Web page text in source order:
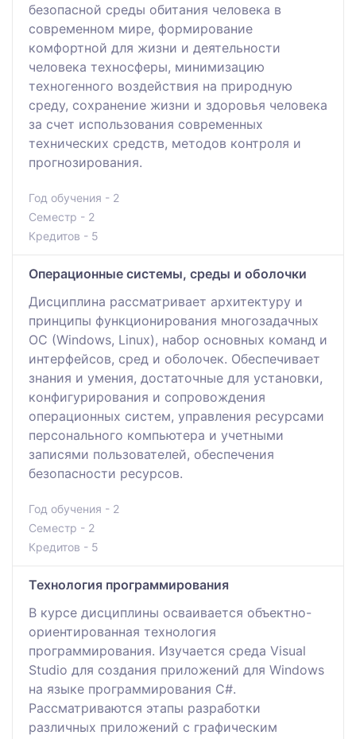
безопасной среды обитания человека в
современном мире, формирование
комфортной для жизни и деятельности
человека техносферы, минимизацию
техногенного воздействия на природную
среду, сохранение жизни и здоровья человека
за счет использования современных
технических средств, методов контроля и
прогнозирования.
Год обучения - 2
Семестр - 2
Кредитов - 5
Операционные системы, среды и оболочки
Дисциплина рассматривает архитектуру и
принципы функционирования многозадачных
ОС (Windows, Linux), набор основных команд и
интерфейсов, сред и оболочек. Обеспечивает
знания и умения, достаточные для установки,
конфигурирования и сопровождения
операционных систем, управления ресурсами
персонального компьютера и учетными
записями пользователей, обеспечения
безопасности ресурсов.
Год обучения - 2
Семестр - 2
Кредитов - 5
Технология программирования
В курсе дисциплины осваивается объектно-
ориентированная технология
программирования. Изучается среда Visual
Studio для создания приложений для Windows
на языке программирования C#.
Рассматриваются этапы разработки
различных приложений с графическим